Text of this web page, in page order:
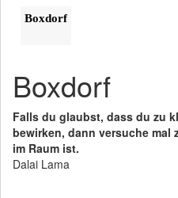
Boxdorf
Boxdorf
Falls du glaubst, dass du zu
bewirken, dann versuche mal
im Raum ist.
Dalai Lama